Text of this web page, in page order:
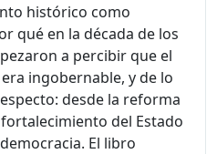
histórico como
qué en la década de los
a percibir que el
ingobernable, y de lo
desde la reforma
del Estado
El libro